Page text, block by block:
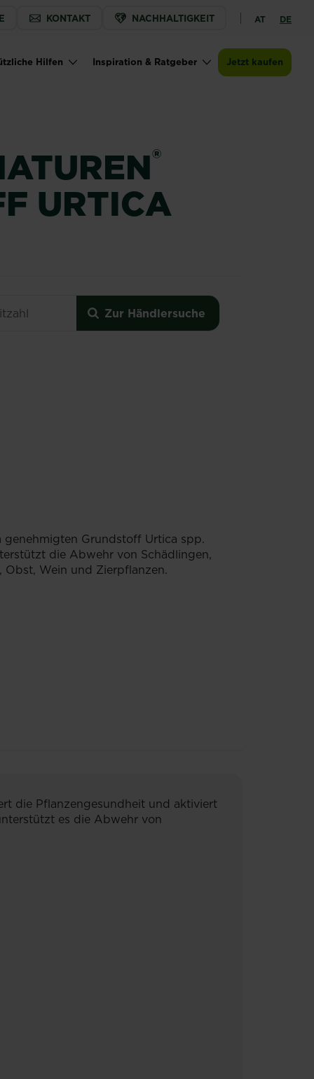
KONTAKT NACHHALTIGKEIT AT DE
Hilfen Inspiration & Ratgeber Jetzt kaufen
®
URTICA
Urtica SprayZur Händlersuche
Grundstoff Urtica spp.
die Abwehr von Schädlingen,
Obst, Wein und Zierpflanzen.
die Pﬂanzengesundheit und aktiviert
es die Abwehr von
Jetzt kaufenSUBSTRAL®Naturen® Grundstoff Urtica Spray
Zur Händlersuche